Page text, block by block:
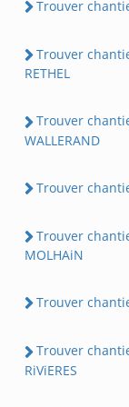
Trouver
Trouver
RETHEL
Trouver
WALLERAND
Trouver
Trouver
MOLHAiN
Trouver
Trouver
RiViERES